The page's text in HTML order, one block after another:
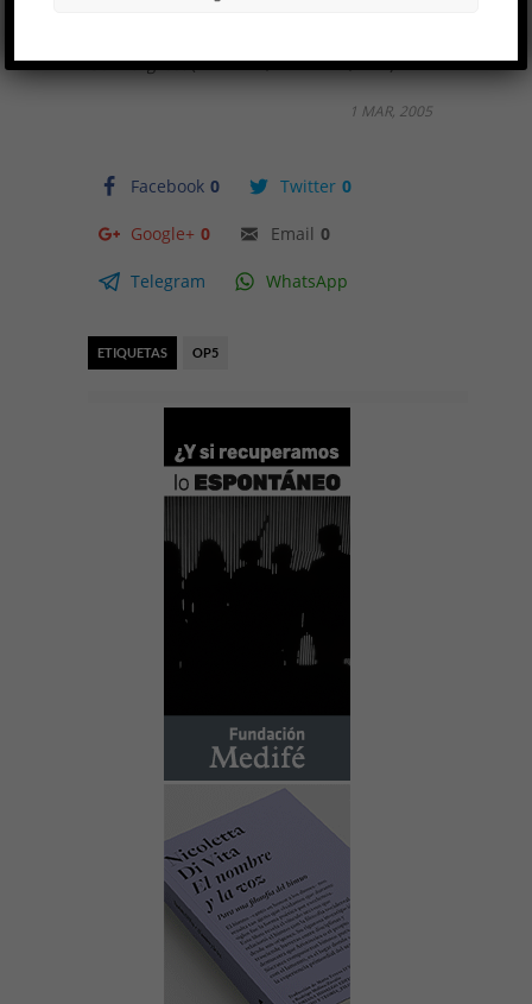
Gormenghast(Barcelona, Minotauro, 2004).
Facebook 0 Twitter 0
Google+ 0 Email 0
Telegram WhatsApp
1 MAR, 2005
ETIQUETAS OP5